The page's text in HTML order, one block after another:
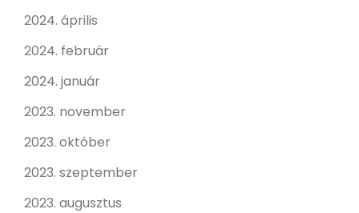
2024. április
2024. február
2024. január
2023. november
2023. október
2023. szeptember
2023. augusztus